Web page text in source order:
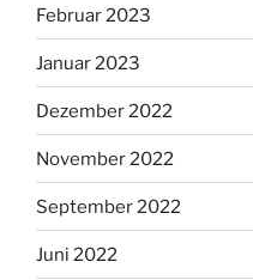
Februar 2023
Januar 2023
Dezember 2022
November 2022
September 2022
Juni 2022